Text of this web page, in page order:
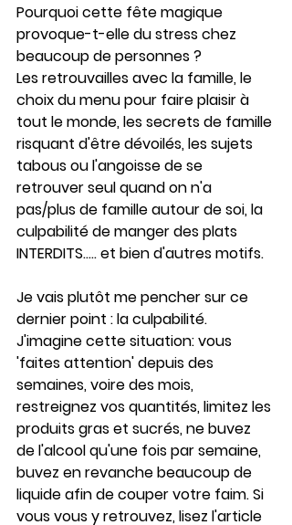
Pourquoi cette fête magique
provoque-t-elle du stress chez
beaucoup de personnes ?
Les retrouvailles avec la famille, le
choix du menu pour faire plaisir à
tout le monde, les secrets de famille
risquant d'être dévoilés, les sujets
tabous ou l'angoisse de se
retrouver seul quand on n'a
pas/plus de famille autour de soi, la
culpabilité de manger des plats
INTERDITS..... et bien d'autres motifs.
Je vais plutôt me pencher sur ce
dernier point : la culpabilité.
J'imagine cette situation: vous
'faites attention' depuis des
semaines, voire des mois,
restreignez vos quantités, limitez les
produits gras et sucrés, ne buvez
de l'alcool qu'une fois par semaine,
buvez en revanche beaucoup de
liquide afin de couper votre faim. Si
vous vous y retrouvez, lisez l'article